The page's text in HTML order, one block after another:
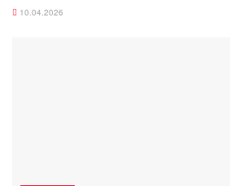
10.04.2026